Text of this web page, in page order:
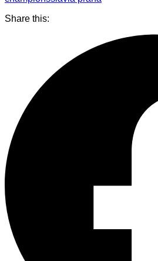
Share this: